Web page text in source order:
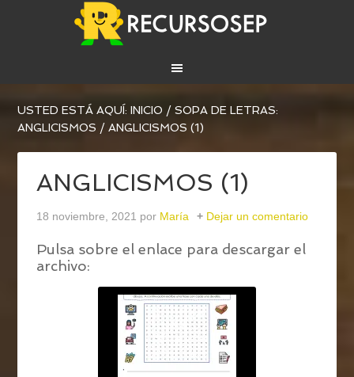
USTED ESTÁ AQUÍ:INICIO / SOPA DE LETRAS:
ANGLICISMOS / ANGLICISMOS (1)
ANGLICISMOS (1)
18 noviembre, 2021 por María Dejar un comentario
Pulsa sobre el enlace para descargar el
archivo: